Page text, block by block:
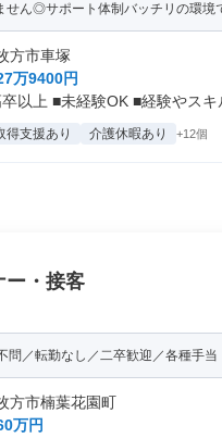
せん◎サポート体制バッチリの環境
方市車塚
万9400円
以上 ■未経験OK ■経験やスキ
得支援あり 介護休暇あり +12個
ー・接客
問／転勤なし／二卒歓迎／各種手
方市楠葉花園町
万円